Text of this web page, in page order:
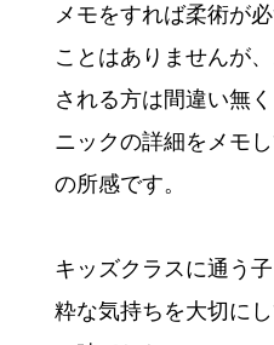
メモをすれば柔術が
ことはありませんが
される方は間違い無
ニックの詳細をメモ
の所感です。
キッズクラスに通う
粋な気持ちを大切に